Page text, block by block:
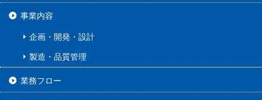
事業内容
企画・開発・設計
製造・品質管理
業務フロー